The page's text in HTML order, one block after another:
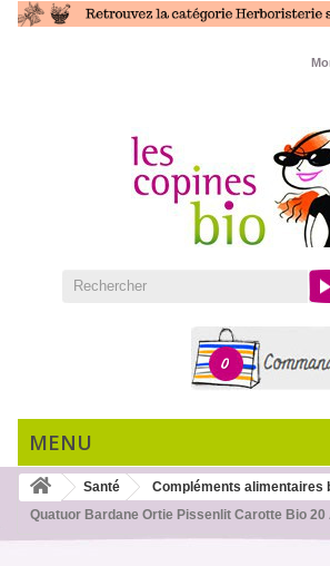
0
MENU
Santé Compléments alimentaires
Quatuor Bardane Ortie Pissenlit Carotte Bio 20